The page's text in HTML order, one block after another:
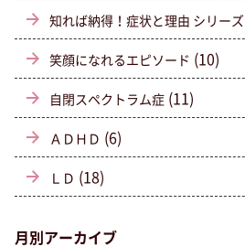
知れば納得！症状と理由 シリーズ
笑顔になれるエピソード (10)
自閉スペクトラム症 (11)
ＡＤＨＤ (6)
ＬＤ (18)
月別アーカイブ